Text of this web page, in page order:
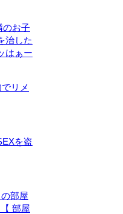
のお子
治した
はぁー
リメ
を盗
部屋
部屋